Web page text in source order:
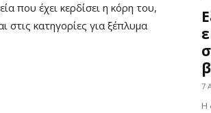
που έχει κερδίσει η κόρη του,
κατηγορίες για ξέπλυμα
7
Η